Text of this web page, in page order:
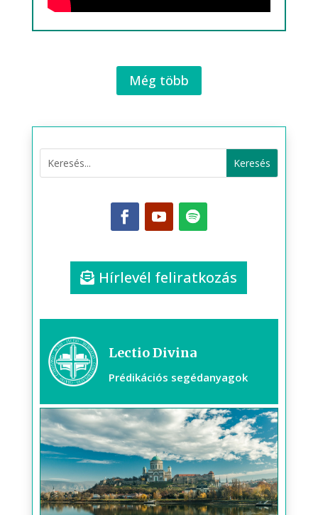
Még több
Hírlevél feliratkozás
Lectio Divina
Prédikációs segédanyagok